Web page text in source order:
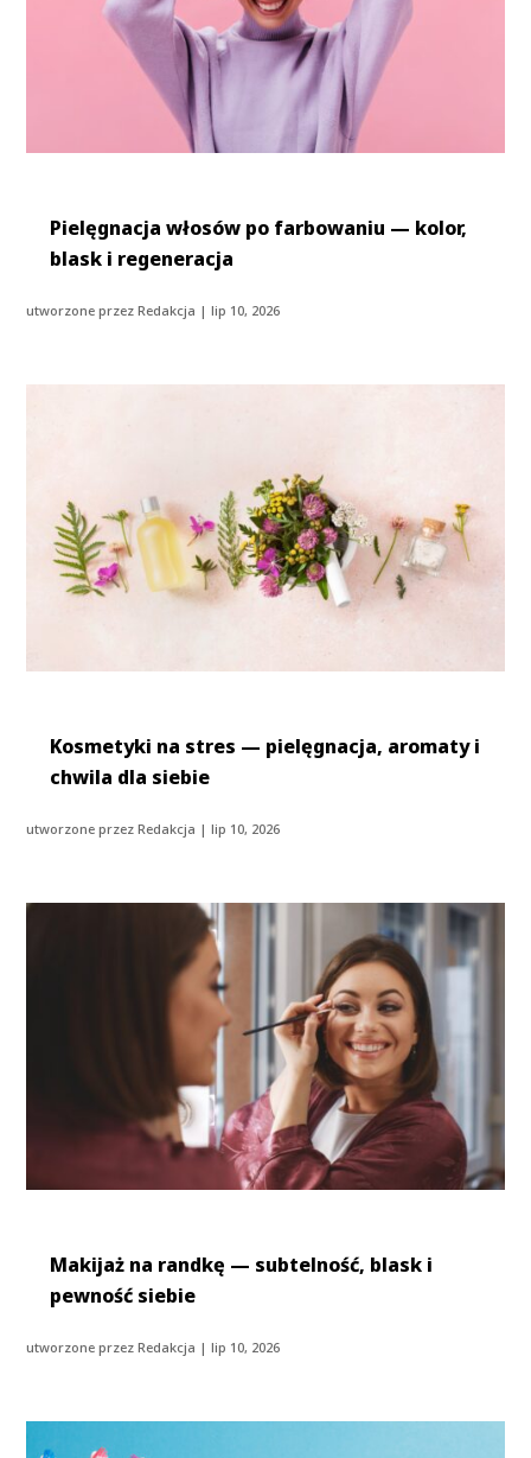
Pielęgnacja włosów po farbowaniu — kolor,
blask i regeneracja
utworzone przezRedakcja |lip 10, 2026
Kosmetyki na stres — pielęgnacja, aromaty i
chwila dla siebie
utworzone przezRedakcja |lip 10, 2026
Makijaż na randkę — subtelność, blask i
pewność siebie
utworzone przezRedakcja |lip 10, 2026